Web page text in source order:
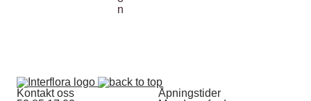
Kontakt oss
Åpningstider